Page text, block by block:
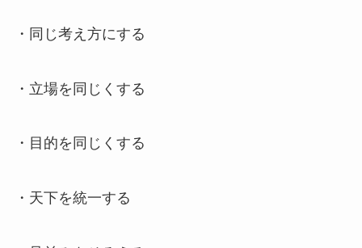
・同じ考え方にする
・立場を同じくする
・目的を同じくする
・天下を統一する